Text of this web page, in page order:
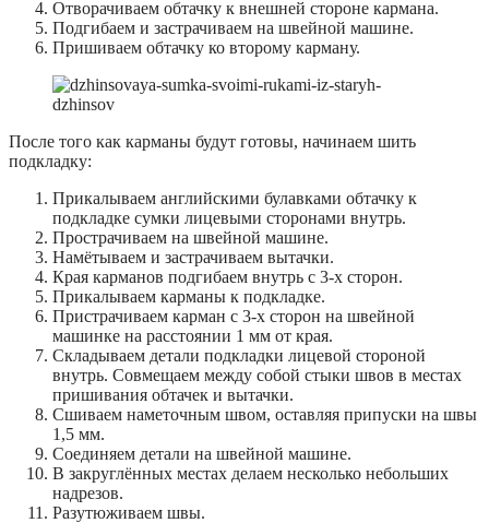
Отворачиваем обтачку к внешней стороне кармана.
Подгибаем и застрачиваем на швейной машине.
Пришиваем обтачку ко второму карману.
После того как карманы будут готовы, начинаем шить
подкладку:
Прикалываем английскими булавками обтачку к
подкладке сумки лицевыми сторонами внутрь.
Прострачиваем на швейной машине.
Намётываем и застрачиваем вытачки.
Края карманов подгибаем внутрь с 3-х сторон.
Прикалываем карманы к подкладке.
Пристрачиваем карман с 3-х сторон на швейной
машинке на расстоянии 1 мм от края.
Складываем детали подкладки лицевой стороной
внутрь. Совмещаем между собой стыки швов в местах
пришивания обтачек и вытачки.
Сшиваем наметочным швом, оставляя припуски на швы
1,5 мм.
Соединяем детали на швейной машине.
В закруглённых местах делаем несколько небольших
надрезов.
Разутюживаем швы.